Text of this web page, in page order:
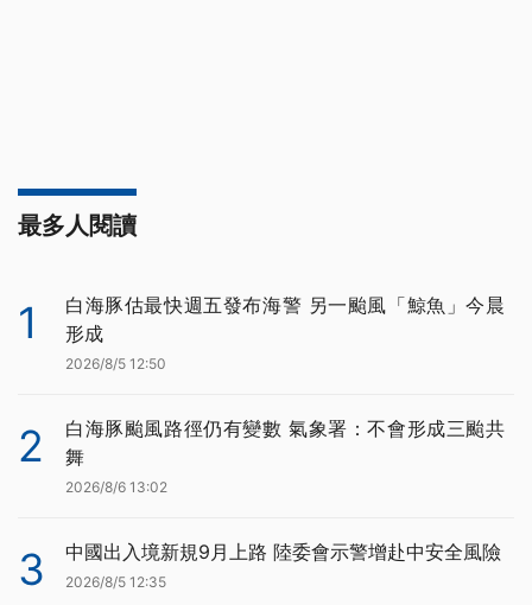
最多人閱讀
1
白海豚估最快週五發布海警 另一颱風「鯨魚」今晨
形成
2026/8/5 12:50
2
白海豚颱風路徑仍有變數 氣象署：不會形成三颱共
舞
2026/8/6 13:02
3 中國出入境新規9月上路 陸委會示警增赴中安全風險
2026/8/5 12:35